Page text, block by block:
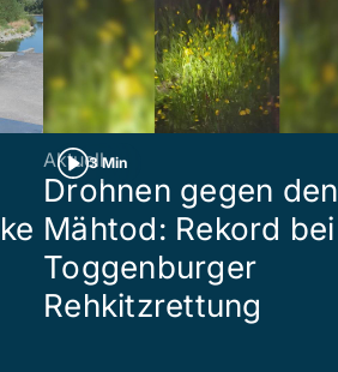
3 Min
Aktuell
Drohnen gegen den
Mähtod: Rekord bei
Toggenburger
Rehkitzrettung